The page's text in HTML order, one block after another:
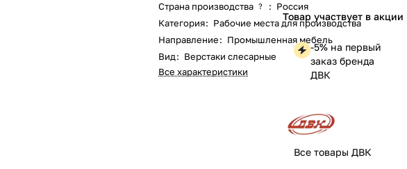
Страна производства ? : Россия
Категория: Рабочие места для производства
Направление: Промышленная мебель
Вид: Верстаки слесарные
Все характеристики
Товар участвует в акции
-5% на первый
заказ бренда
ДВК
Все товары ДВК